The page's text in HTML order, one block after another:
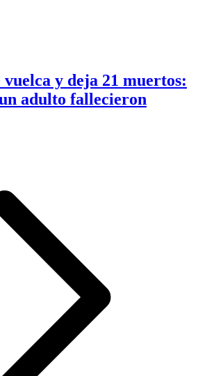
vuelca y deja 21 muertos:
adulto fallecieron